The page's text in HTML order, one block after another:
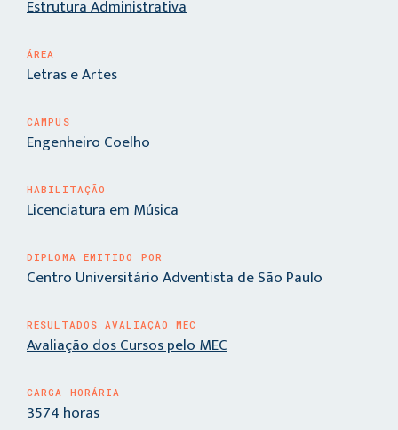
Estrutura Administrativa
ÁREA
Letras e Artes
CAMPUS
Engenheiro Coelho
HABILITAÇÃO
Licenciatura em Música
DIPLOMA EMITIDO POR
Centro Universitário Adventista de São Paulo
RESULTADOS AVALIAÇÃO MEC
Avaliação dos Cursos pelo MEC
CARGA HORÁRIA
3574 horas